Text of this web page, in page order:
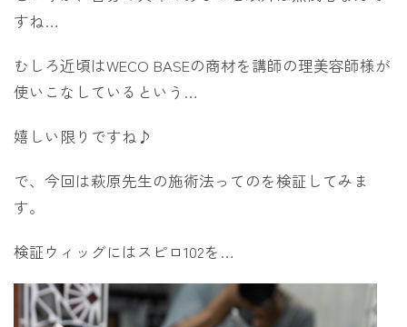
すね…
むしろ近頃はWECO BASEの商材を講師の理美容師様が
使いこなしているという…
嬉しい限りですね♪
で、今回は萩原先生の施術法ってのを検証してみま
す。
検証ウィッグにはスピロ102を…